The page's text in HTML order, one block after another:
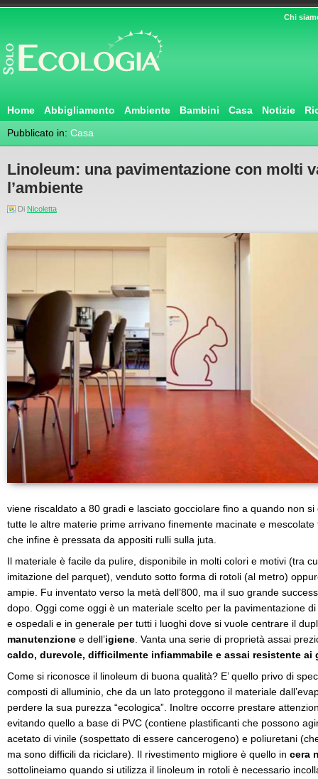
Chi
Home Abbigliamento Ambiente Bambini Casa Notizie
Pubblicato in: Casa
Linoleum: una pavimentazione con molti
l’ambiente
Di Nicoletta
viene riscaldato a 80 gradi e lasciato gocciolare fino a quando non
tutte le altre materie prime arrivano finemente macinate e
che infine è pressata da appositi rulli sulla juta.
Il materiale è facile da pulire, disponibile in molti colori e motivi (tra
imitazione del parquet), venduto sotto forma di rotoli (al metro)
ampie. Fu inventato verso la metà dell’800, ma il suo grande
dopo. Oggi come oggi è un materiale scelto per la pavimentazione
e ospedali e in generale per tutti i luoghi dove si vuole centrare il
manutenzione e dell’igiene . Vanta una serie di proprietà assai
caldo, durevole, difficilmente infiammabile e assai resistente ai
Come si riconosce il linoleum di buona qualità? E’ quello privo di
composti di alluminio, che da un lato proteggono il materiale
perdere la sua purezza “ecologica”. Inoltre occorre prestare
evitando quello a base di PVC (contiene plastificanti che possono
acetato di vinile (sospettato di essere cancerogeno) e poliuretani
ma sono difficili da riciclare). Il rivestimento migliore è quello in cera
sottolineiamo quando si utilizza il linoleum in rotoli è necessario